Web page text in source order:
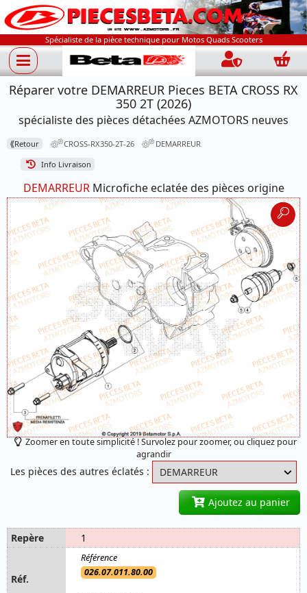
Spécialiste de la pièce technique pour Motos Quads Scooters
Connection
Réparer votre DEMARREUR Pieces BETA CROSS RX
350 2T (2026)
spécialiste des pièces détachées AZMOTORS neuves
⟪Retour CROSS-RX350-2T-26 DEMARREUR
Info Livraison
DEMARREURMicrofiche eclatée des pièces origine
Zoomer en toute simplicité ! Survolez pour zoomer, ou cliquez pour
agrandir
Les pièces des autres éclatés :
Ajoutez au panier
1
026.07.011.80.00